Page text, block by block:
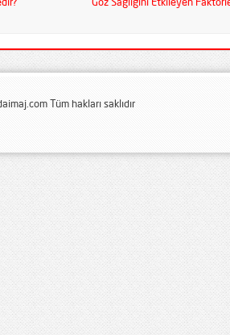
Tüm hakları saklıdır